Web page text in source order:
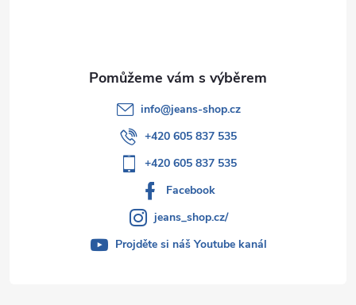
info@jeans-shop.cz
+420 605 837 535
+420 605 837 535
Facebook
jeans_shop.cz/
Projděte si náš Youtube kanál